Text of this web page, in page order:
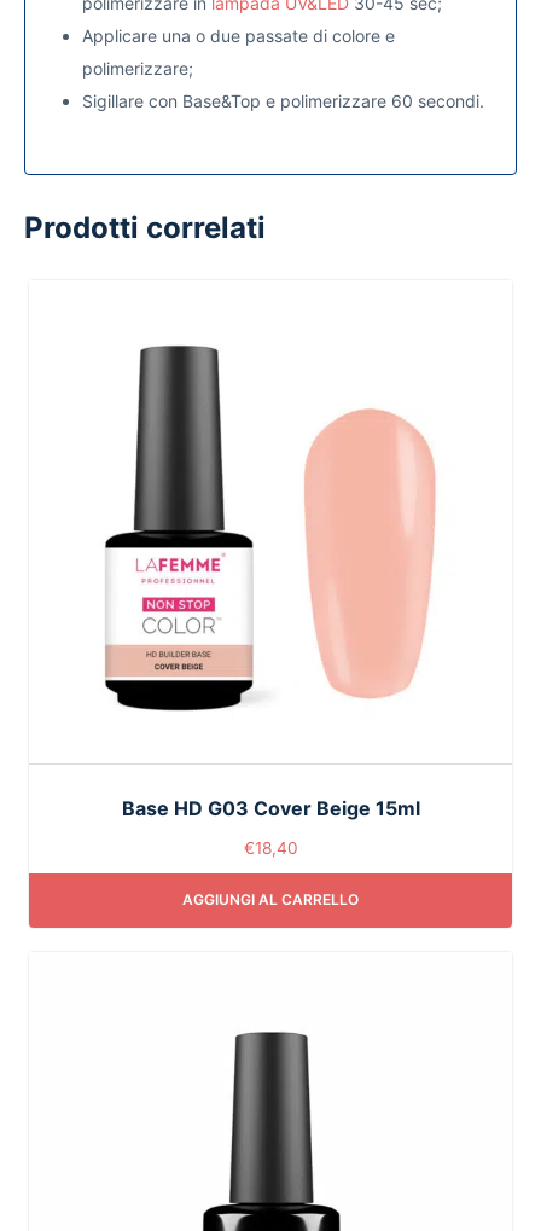
Applicare una o due passate di colore e
polimerizzare;
Sigillare con Base&Top e polimerizzare 60 secondi.
Prodotti correlati
Base HD G03 Cover Beige 15ml
€18,40
AGGIUNGI AL CARRELLO